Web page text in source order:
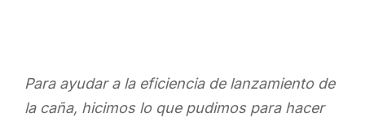
Para ayudar a la eficiencia de lanzamiento de
la caña, hicimos lo que pudimos para hacer